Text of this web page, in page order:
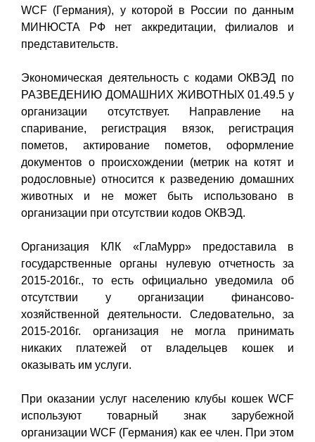
WCF (Германия), у которой в России по данным
МИНЮСТА РФ нет аккредитации, филиалов и
представительств.
Экономическая деятельность с кодами ОКВЭД по
РАЗВЕДЕНИЮ ДОМАШНИХ ЖИВОТНЫХ 01.49.5 у
организации отсутствует. Направление на
спаривание, регистрация вязок, регистрация
пометов, актирование пометов, оформление
документов о происхождении (метрик на котят и
родословные) относится к разведению домашних
животных и не может быть использовано в
организации при отсутствии кодов ОКВЭД.
Организация КЛК «ГлаМурр» предоставила в
государственные органы нулевую отчетность за
2015-2016г., то есть официально уведомила об
отсутствии у организации финансово-
хозяйственной деятельности. Следовательно, за
2015-2016г. организация не могла принимать
никаких платежей от владельцев кошек и
оказывать им услуги.
При оказании услуг населению клубы кошек WCF
используют товарный знак зарубежной
организации WCF (Германия) как ее член. При этом